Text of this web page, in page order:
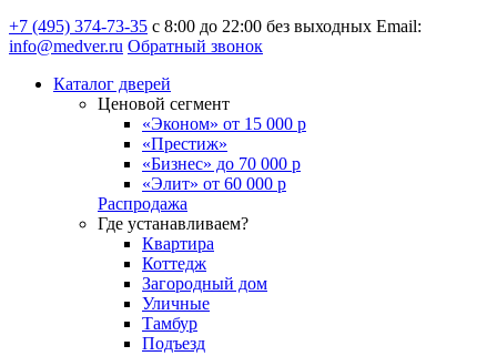
+7 (495) 374-73-35 с 8:00 до 22:00 без выходных Email:
info@medver.ru Обратный звонок
Каталог дверей
Ценовой сегмент
«Эконом» от 15 000 р
«Престиж»
«Бизнес» до 70 000 р
«Элит» от 60 000 р
Распродажа
Где устанавливаем?
Квартира
Коттедж
Загородный дом
Уличные
Тамбур
Подъезд